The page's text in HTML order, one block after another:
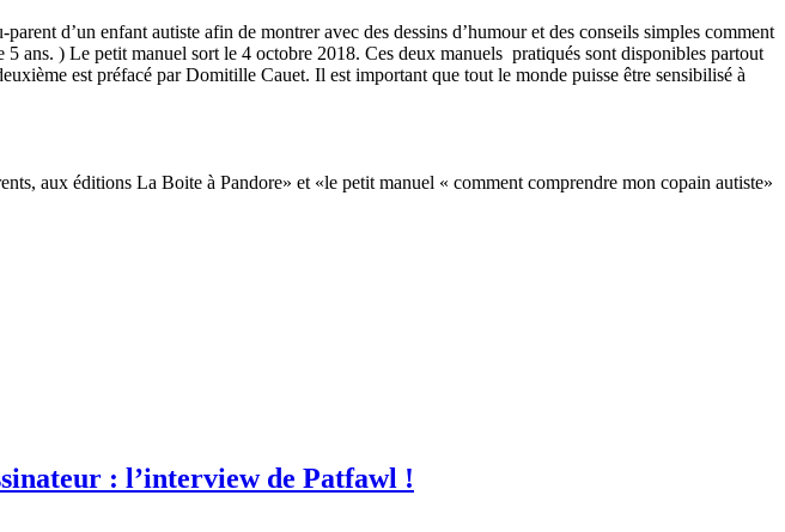
d’un enfant autiste afin de montrer avec des dessins d’humour et des conseils simples comment
ans. ) Le petit manuel sort le 4 octobre 2018. Ces deux manuels pratiqués sont disponibles partout
est préfacé par Domitille Cauet. Il est important que tout le monde puisse être sensibilisé à
aux éditions La Boite à Pandore» et «le petit manuel « comment comprendre mon copain autiste»
: l’interview de Patfawl !